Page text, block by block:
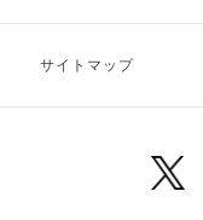
キャンセル・返品・交換
サイトマップ